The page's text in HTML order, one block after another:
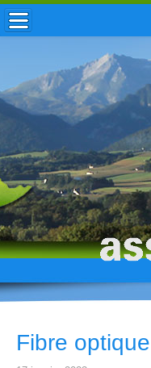
ACCUEIL / INFOS
MUNICIPALITÉ
VIE LOCALE
ENFANCE
TOURISME
HISTOIRE
Fibre optique